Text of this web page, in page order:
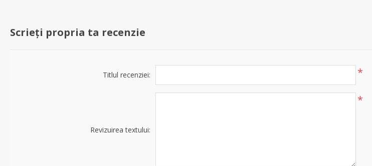
Scrieți propria ta recenzie
Titlul recenziei: *
Revizuirea textului:
*